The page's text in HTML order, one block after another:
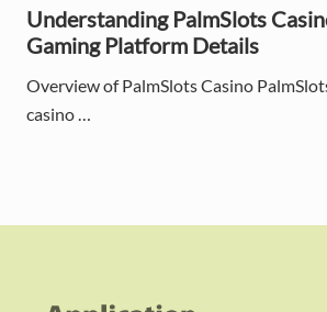
Understanding PalmSlots
Gaming Platform Details
Overview of PalmSlots Casino
casino …